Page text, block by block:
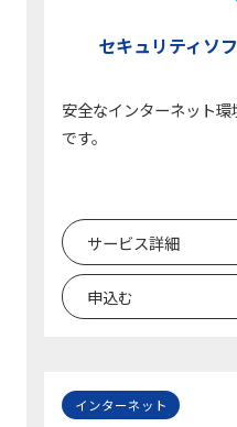
セキュリティソ
安全なインターネット
です。
サービス詳細
申込む
インターネット